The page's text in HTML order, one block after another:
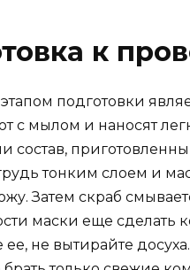
к
подготовки
с мылом и наносят
состав,
тонким слоем и
Затем скраб
маски еще сделать
не вытирайте